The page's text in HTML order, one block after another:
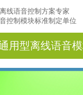
线语音控制方案专家
控制模块标准制定单位
用型离线语音